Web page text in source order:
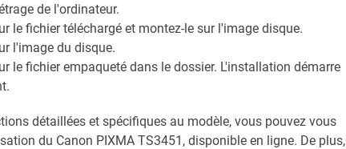
de l'ordinateur.
le fichier téléchargé et montez-le sur l'image disque.
l'image du disque.
le fichier empaqueté dans le dossier. L'installation démarre
détaillées et spécifiques au modèle, vous pouvez vous
du Canon PIXMA TS3451, disponible en ligne. De plus,